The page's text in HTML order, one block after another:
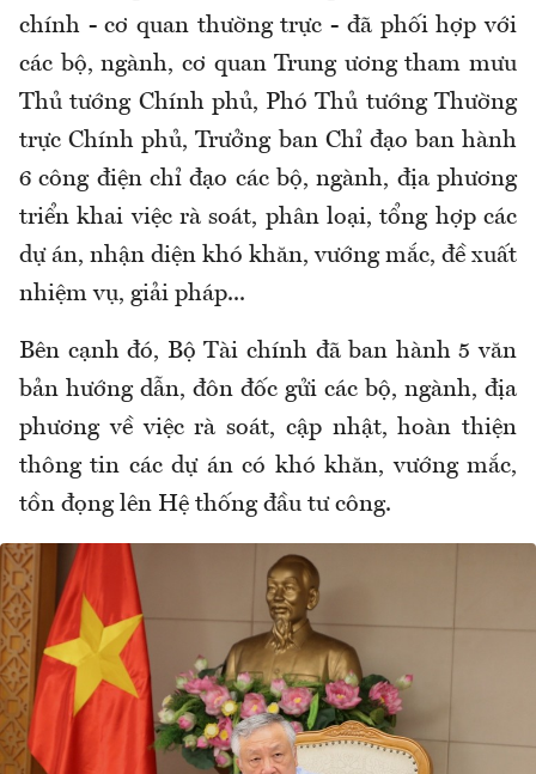
chính - cơ quan thường trực - đã phối hợp với
các bộ, ngành, cơ quan Trung ương tham mưu
Thủ tướng Chính phủ, Phó Thủ tướng Thường
trực Chính phủ, Trưởng ban Chỉ đạo ban hành
6 công điện chỉ đạo các bộ, ngành, địa phương
triển khai việc rà soát, phân loại, tổng hợp các
dự án, nhận diện khó khăn, vướng mắc, đề xuất
nhiệm vụ, giải pháp...
Bên cạnh đó, Bộ Tài chính đã ban hành 5 văn
bản hướng dẫn, đôn đốc gửi các bộ, ngành, địa
phương về việc rà soát, cập nhật, hoàn thiện
thông tin các dự án có khó khăn, vướng mắc,
tồn đọng lên Hệ thống đầu tư công.